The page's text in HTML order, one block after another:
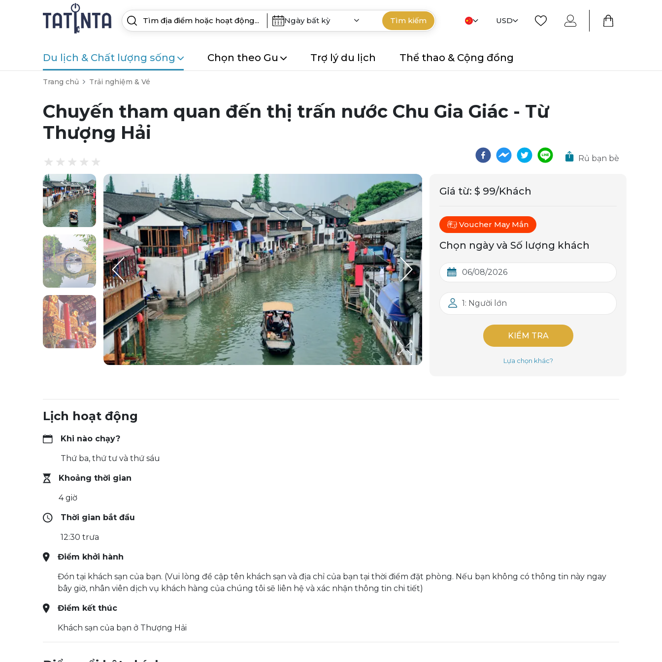
Ngày bất kỳ Tìm kiếm USD
Du lịch & Chất lượng sống Chọn theo Gu Trợ lý du lịch Thể thao & Cộng đồng
Trang chủ Trải nghiệm & Vé
Chuyến tham quan đến thị trấn nước Chu Gia Giác - Từ
Thượng Hải
Rủ bạn bè
Giá từ: $ 99/Khách
Voucher May Mắn
Chọn ngày và Số lượng khách
1: Người lớn
KIỂM TRA
Lựa chọn khác?
Lịch hoạt động
Khi nào chạy?
Thứ ba, thứ tư và thứ sáu
Khoảng thời gian
4 giờ
Thời gian bắt đầu
12:30 trưa
Điểm khởi hành
Đón tại khách sạn của bạn. (Vui lòng đề cập tên khách sạn và địa chỉ của bạn tại thời điểm đặt phòng. Nếu bạn không có thông tin này ngay
bây giờ, nhân viên dịch vụ khách hàng của chúng tôi sẽ liên hệ và xác nhận thông tin chi tiết)
Điểm kết thúc
Khách sạn của bạn ở Thượng Hải